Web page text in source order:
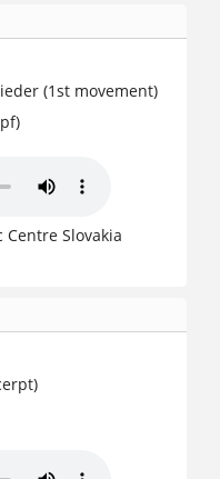
(1st movement)
Slovakia